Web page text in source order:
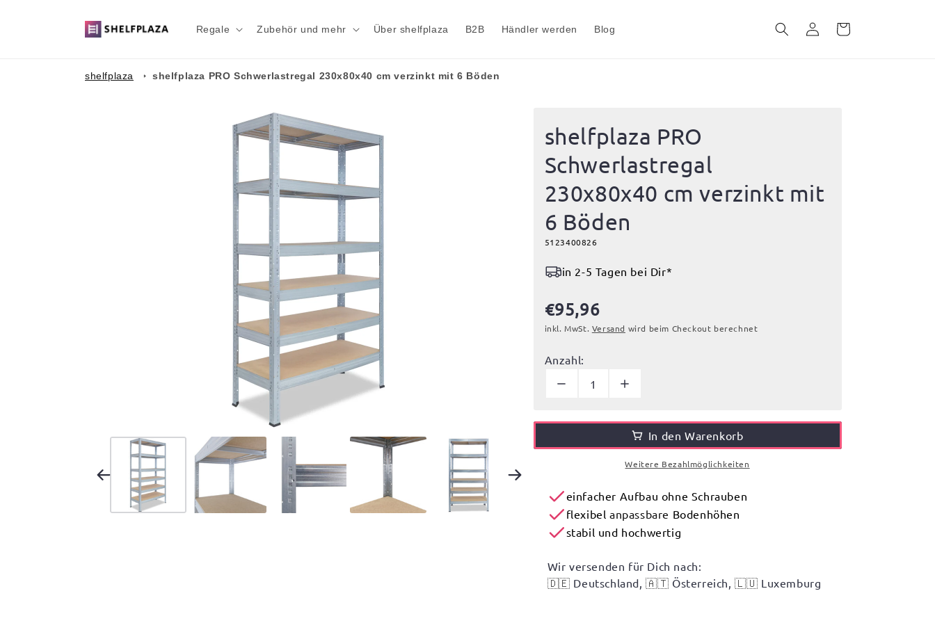
Regale Zubehör und mehr Über shelfplaza B2B Händler werden Blog EinloggenWarenkorb
shelfplaza shelfplaza PRO Schwerlastregal 230x80x40 cm verzinkt mit 6 Böden
shelfplaza PRO
Schwerlastregal
230x80x40 cm verzinkt mit
6 Böden
5123400826
in 2-5 Tagen bei Dir*
€95,96
inkl. MwSt. Versand wird beim Checkout berechnet
Anzahl:
In den Warenkorb
Weitere Bezahlmöglichkeiten
einfacher Aufbau ohne Schrauben
flexibel anpassbare Bodenhöhen
stabil und hochwertig
Wir versenden für Dich nach:
🇩🇪 Deutschland,🇦🇹 Österreich,🇱🇺 Luxemburg